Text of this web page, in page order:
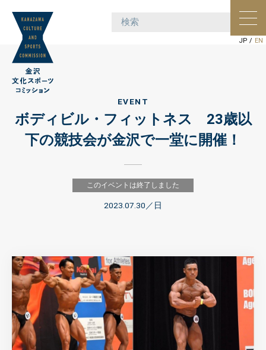
JP / EN
EVENT
ボディビル・フィットネス 23歳以
下の競技会が金沢で一堂に開催！
このイベントは終了しました
2023.07.30 ／日